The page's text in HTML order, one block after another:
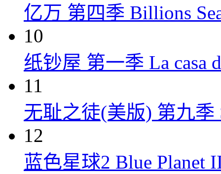
亿万 第四季 Billions
10
纸钞屋 第一季 La casa
11
无耻之徒(美版) 第九季
12
蓝色星球2 Blue Planet